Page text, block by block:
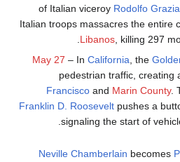
of Italian viceroy Rodolfo
Italian troops massacres the entire
Libanos, killing 297
May 27 – In California, the
pedestrian traffic, creating
Franciscoand Marin County.
Franklin D. Rooseveltpushes a
signaling the start of
Neville Chamberlain becomes